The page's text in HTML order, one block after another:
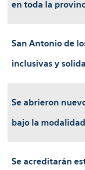
en toda la
San Antonio de
inclusivas y
Se abrieron
bajo la
Se acreditarán